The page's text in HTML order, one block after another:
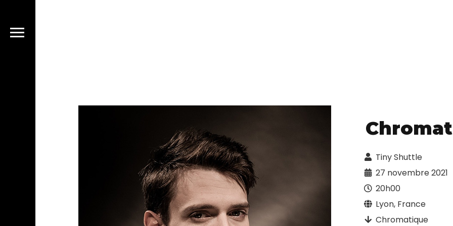
Tiny Shuttle
27 novembre 2021
20h00
Lyon, France
Chromatique